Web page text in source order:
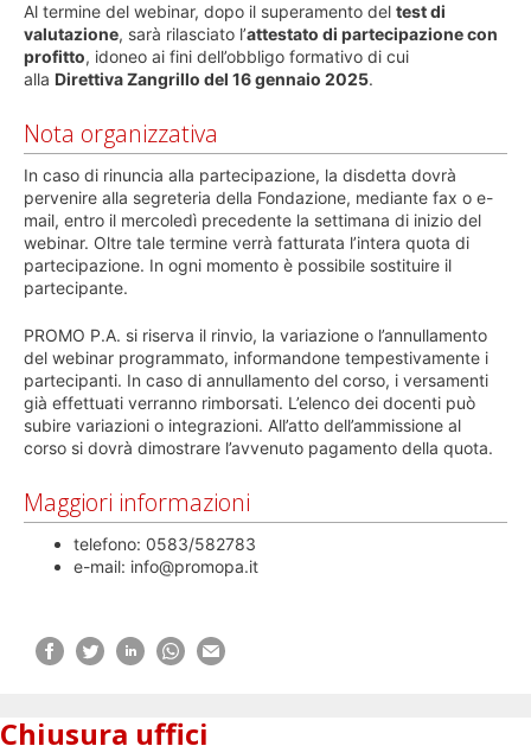
Al termine del webinar, dopo il superamento del test di
valutazione, sarà rilasciato l’attestato di partecipazione con
profitto, idoneo ai fini dell’obbligo formativo di cui
alla Direttiva Zangrillo del 16 gennaio 2025.
Nota organizzativa
In caso di rinuncia alla partecipazione, la disdetta dovrà
pervenire alla segreteria della Fondazione, mediante fax o e-
mail, entro il mercoledì precedente la settimana di inizio del
webinar. Oltre tale termine verrà fatturata l’intera quota di
partecipazione. In ogni momento è possibile sostituire il
partecipante.
PROMO P.A. si riserva il rinvio, la variazione o l’annullamento
del webinar programmato, informandone tempestivamente i
partecipanti. In caso di annullamento del corso, i versamenti
già effettuati verranno rimborsati. L’elenco dei docenti può
subire variazioni o integrazioni. All’atto dell’ammissione al
corso si dovrà dimostrare l’avvenuto pagamento della quota.
Maggiori informazioni
telefono: 0583/582783
e-mail: info@promopa.it
Chiusura uffici